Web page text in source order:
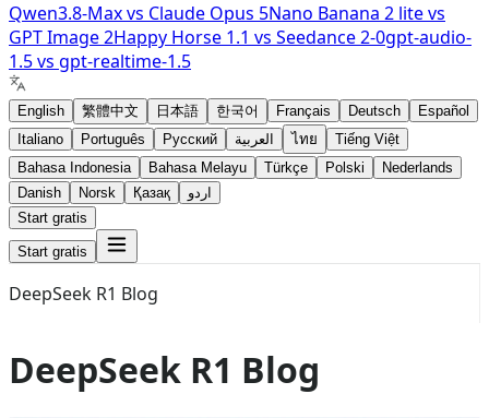
Qwen3.8-Maxvs Claude Opus 5Nano Banana 2 litevs
GPT Image 2Happy Horse 1.1 vs Seedance 2-0gpt-audio-
1.5vs gpt-realtime-1.5
English 繁體中文 日本語 한국어 Français Deutsch
Español
Italiano
Português Русский العربية ไทย
Tiếng Việt
Bahasa Indonesia
Bahasa Melayu Türkçe Polski
Nederlands
Danish
Norsk Қазақ
اردو
Start gratis
Start gratis
DeepSeek R1 Blog
DeepSeek R1 Blog